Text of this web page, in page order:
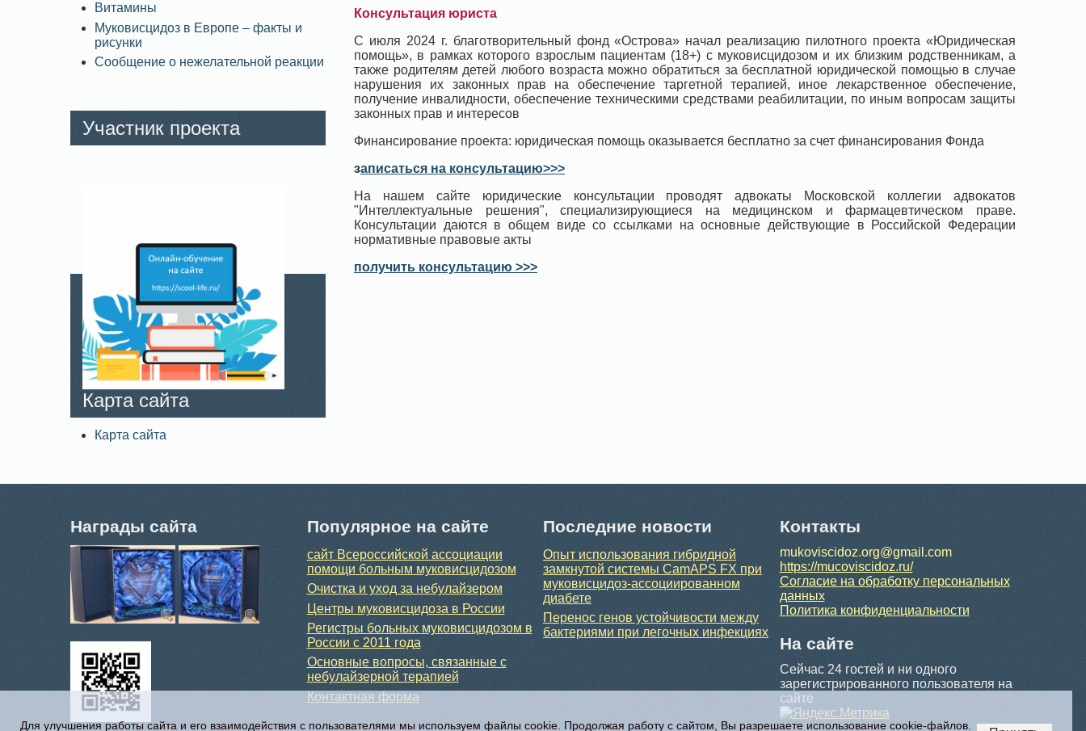
Консультация юриста
С июля 2024 г. благотворительный фонд «Острова» начал реализацию пилотного проекта «Юридическая
помощь», в рамках которого взрослым пациентам (18+) с муковисцидозом и их близким родственникам, а
также родителям детей любого возраста можно обратиться за бесплатной юридической помощью в случае
нарушения их законных прав на обеспечение таргетной терапией, иное лекарственное обеспечение,
получение инвалидности, обеспечение техническими средствами реабилитации, по иным вопросам защиты
законных прав и интересов
Финансирование проекта: юридическая помощь оказывается бесплатно за счет финансирования Фонда
записаться на консультацию>>>
На нашем сайте юридические консультации проводят адвокаты Московской коллегии адвокатов
"Интеллектуальные решения", специализирующиеся на медицинском и фармацевтическом праве.
Консультации даются в общем виде со ссылками на основные действующие в Российской Федерации
нормативные правовые акты
получить консультацию >>>
Витамины
Муковисцидоз в Европе – факты и
рисунки
Сообщение о нежелательной реакции
Участник проекта
Карта сайта
Карта сайта
Награды сайта Популярное на сайте
сайт Всероссийской ассоциации
помощи больным муковисцидозом
Очистка и уход за небулайзером
Центры муковисцидоза в России
Регистры больных муковисцидозом в
России с 2011 года
Основные вопросы, связанные с
небулайзерной терапией
Контактная форма
Последние новости
Опыт использования гибридной
замкнутой системы CamAPS FX при
муковисцидоз-ассоциированном
диабете
Перенос генов устойчивости между
бактериями при легочных инфекциях
Контакты
mukoviscidoz.org@gmail.com
https://mucoviscidoz.ru/
Согласие на обработку персональных
данных
Политика конфиденциальности
На сайте
Сейчас 24 гостей и ни одного
зарегистрированного пользователя на
сайте
Для улучшения работы сайта и его взаимодействия с пользователями мы используем файлы cookie. Продолжая работу с сайтом, Вы разрешаете использование cookie-файлов.